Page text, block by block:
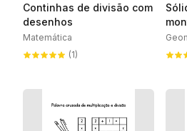
Continhas de divisão com
desenhos
Matemática
(1)